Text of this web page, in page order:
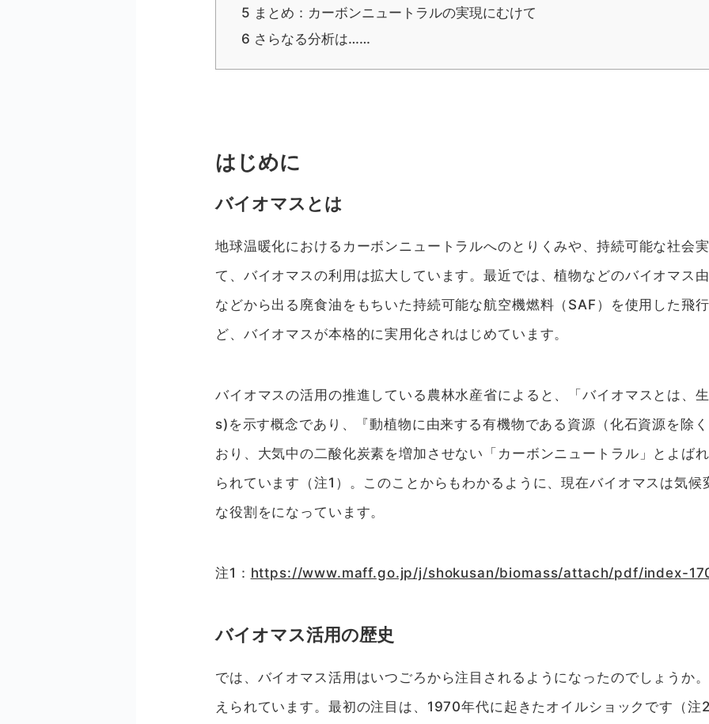
5 まとめ：カーボンニュートラルの実現にむけて
6 さらなる分析は……
はじめに
バイオマスとは
地球温暖化におけるカーボンニュートラルへのとりくみや、持続可能な社会
て、バイオマスの利用は拡大しています。最近では、植物などのバイオマス
などから出る廃食油をもちいた持続可能な航空機燃料（SAF）を使用した飛
ど、バイオマスが本格的に実用化されはじめています。
バイオマスの活用の推進している農林水産省によると、「バイオマスとは、
s)を示す概念であり、『動植物に由来する有機物である資源（化石資源を除
おり、大気中の二酸化炭素を増加させない「カーボンニュートラル」とよば
られています（注1）。このことからもわかるように、現在バイオマスは気
な役割をになっています。
注1： https://www.maff.go.jp/j/shokusan/biomass/attach/pdf/index-
バイオマス活用の歴史
では、バイオマス活用はいつごろから注目されるようになったのでしょうか
えられています。最初の注目は、1970年代に起きたオイルショックです（注